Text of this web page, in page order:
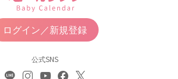
ログイン／新規登録
公式SNS